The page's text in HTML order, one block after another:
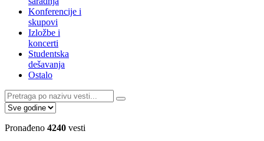
Konferencije i
skupovi
Izložbe i
koncerti
Studentska
dešavanja
Ostalo
Pronađeno 4240 vesti